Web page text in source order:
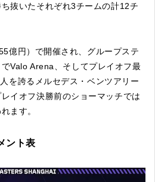
抜いたそれぞれ3チームの計12チ
億円）で開催され、グループステ
Valo Arena、そしてプレイオフ最
を誇るメルセデス・ベンツアリー
イオフ決勝前のショーマッチでは
ます。
ント表